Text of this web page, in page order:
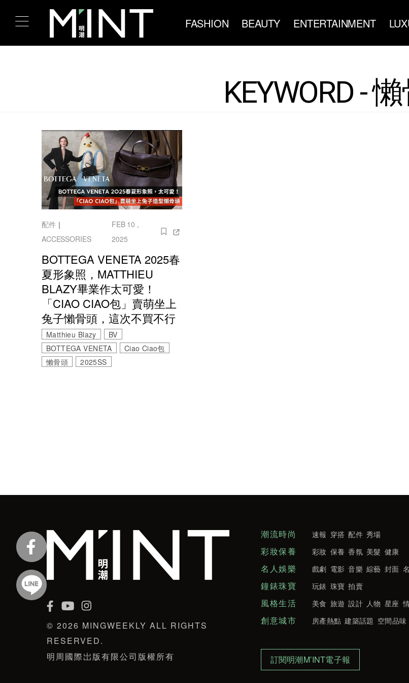
FASHION BEAUTY ENTERTAINMENT
KEYWORD -
配件｜
ACCESSORIES
FEB 10 ,
2025
BOTTEGA VENETA 2025春
夏形象照，MATTHIEU
BLAZY畢業作太可愛！
「CIAO CIAO包」賣萌坐上
兔子懶骨頭，這次不買不行
Matthieu Blazy
BV
BOTTEGA VENETA
Ciao Ciao包
懶骨頭
2025SS
© 2026 MINGWEEKLY ALL RIGHTS
RESERVED.
明周國際岀版有限公司版權所有
潮流時尚 速報 穿搭 配件 秀場
彩妝保養 彩妝 保養 香氛 美髮 健康
名人娛樂 戲劇 電影 音樂 綜藝 封面
鐘錶珠寶 玩錶 珠寶 拍賣
風格生活 美食 旅遊 設計 人物 星座
創意城市 房產熱點 建築話題 空間品味
訂閱明潮M’INT電子報